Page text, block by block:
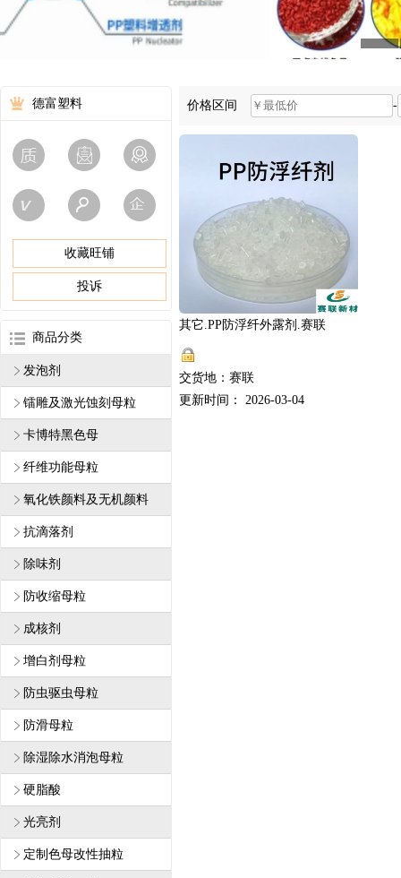
德富塑料
收藏旺铺
投诉
商品分类
发泡剂
镭雕及激光蚀刻母粒
卡博特黑色母
纤维功能母粒
氧化铁颜料及无机颜料
抗滴落剂
除味剂
防收缩母粒
成核剂
增白剂母粒
防虫驱虫母粒
防滑母粒
除湿除水消泡母粒
硬脂酸
光亮剂
定制色母改性抽粒
价格区间 -
其它.PP防浮纤外露剂.赛联
交货地：赛联
更新时间： 2026-03-04